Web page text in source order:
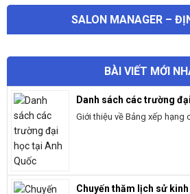
SALON MANAGER –
BÀI VIẾT MỚI
Danh sách các trường
Giới thiệu về Bảng xếp hạng
Chuyến thăm lịch sử